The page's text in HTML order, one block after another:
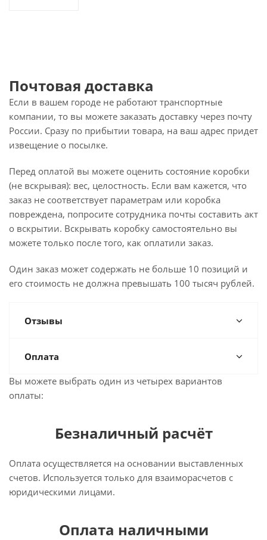
Почтовая доставка
Если в вашем городе не работают транспортные
компании, то вы можете заказать доставку через почту
России. Сразу по прибытии товара, на ваш адрес придет
извещение о посылке.
Перед оплатой вы можете оценить состояние коробки
(не вскрывая): вес, целостность. Если вам кажется, что
заказ не соответствует параметрам или коробка
повреждена, попросите сотрудника почты составить акт
о вскрытии. Вскрывать коробку самостоятельно вы
можете только после того, как оплатили заказ.
Один заказ может содержать не больше 10 позиций и
его стоимость не должна превышать 100 тысяч рублей.
Отзывы
Оплата
Вы можете выбрать один из четырех вариантов
оплаты:
Безналичный расчёт
Оплата осуществляется на основании выставленных
счетов. Используется только для взаиморасчетов с
юридическими лицами.
Оплата наличными